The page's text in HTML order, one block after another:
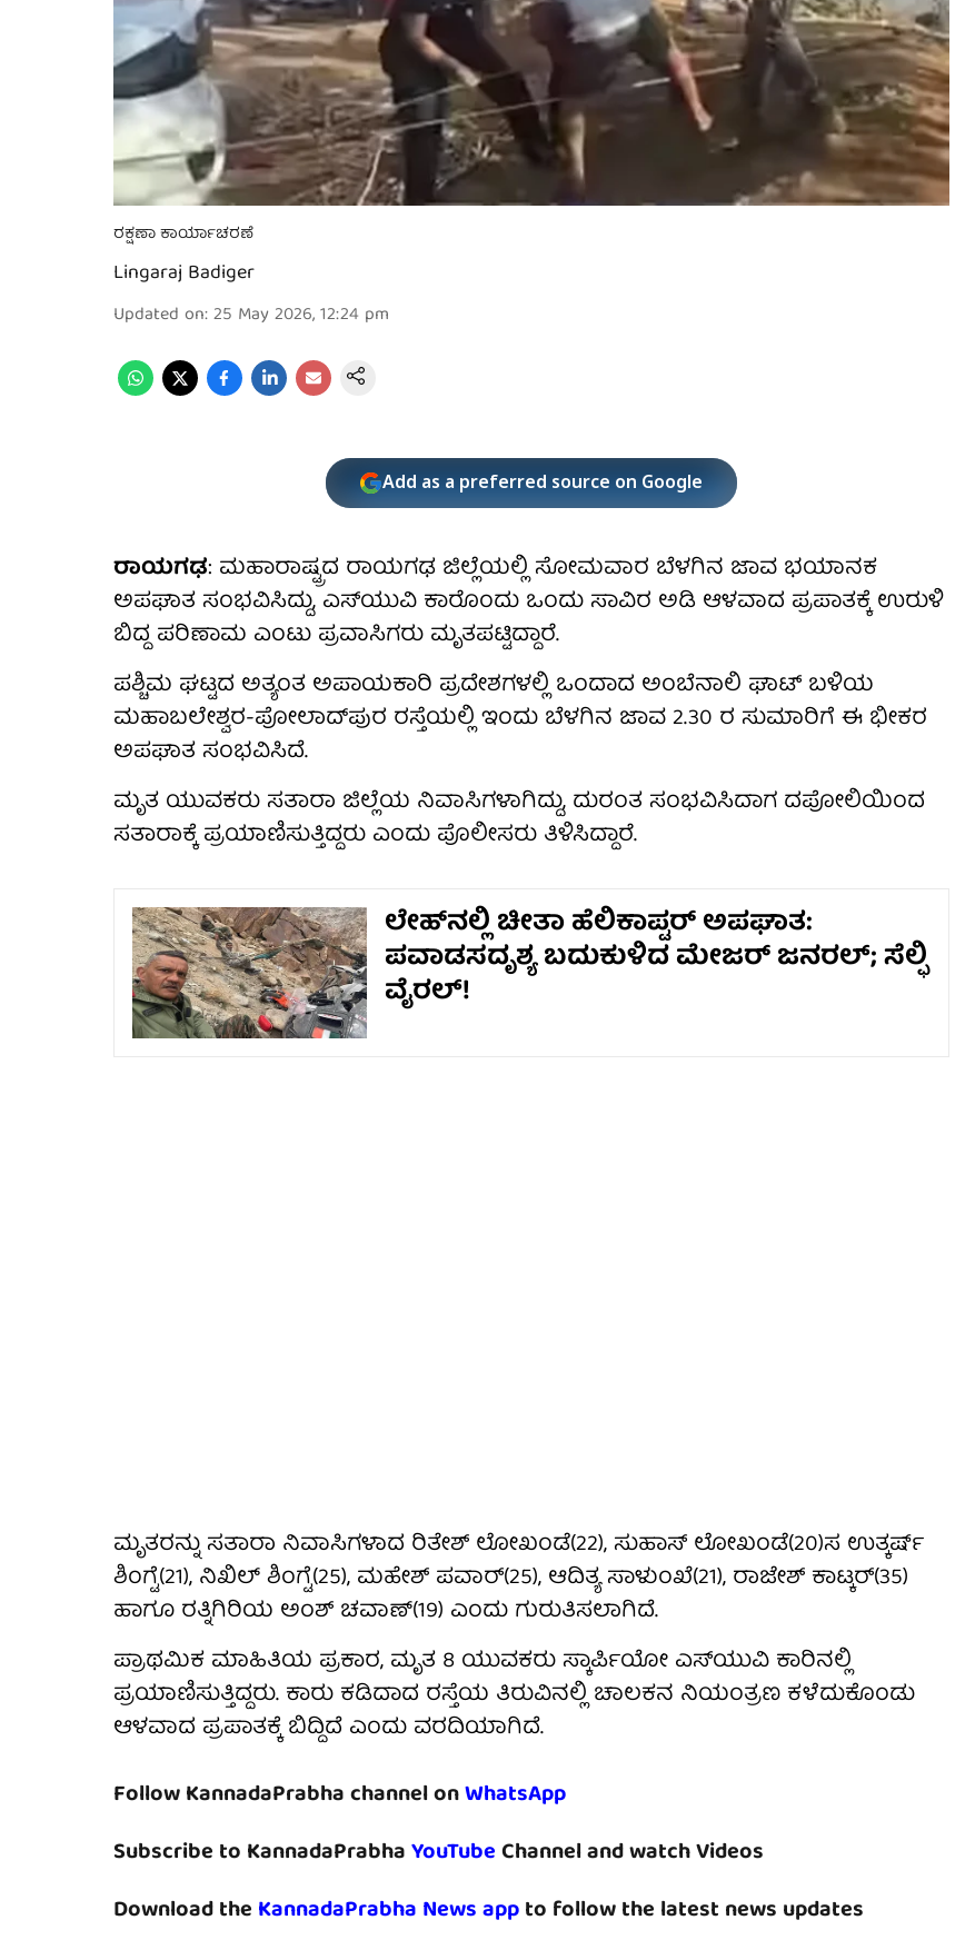
ರಕ್ಷಣಾ ಕಾರ್ಯಾಚರಣೆ
Lingaraj Badiger
Updated on:25 May 2026, 12:24 pm
Add as a preferred source on Google
ರಾಯಗಢ: ಮಹಾರಾಷ್ಟ್ರದ ರಾಯಗಢ ಜಿಲ್ಲೆಯಲ್ಲಿ ಸೋಮವಾರ ಬೆಳಗಿನ ಜಾವ ಭಯಾನಕ
ಅಪಘಾತ ಸಂಭವಿಸಿದ್ದು, ಎಸ್‌ಯುವಿ ಕಾರೊಂದು ಒಂದು ಸಾವಿರ ಅಡಿ ಆಳವಾದ ಪ್ರಪಾತಕ್ಕೆ ಉರುಳಿ
ಬಿದ್ದ ಪರಿಣಾಮ ಎಂಟು ಪ್ರವಾಸಿಗರು ಮೃತಪಟ್ಟಿದ್ದಾರೆ.
ಪಶ್ಚಿಮ ಘಟ್ಟದ ​​ಅತ್ಯಂತ ಅಪಾಯಕಾರಿ ಪ್ರದೇಶಗಳಲ್ಲಿ ಒಂದಾದ ಅಂಬೆನಾಲಿ ಘಾಟ್ ಬಳಿಯ
ಮಹಾಬಲೇಶ್ವರ-ಪೋಲಾದ್‌ಪುರ ರಸ್ತೆಯಲ್ಲಿ ಇಂದು ಬೆಳಗಿನ ಜಾವ 2.30 ರ ಸುಮಾರಿಗೆ ಈ ಭೀಕರ
ಅಪಘಾತ ಸಂಭವಿಸಿದೆ.
ಮೃತ ಯುವಕರು ಸತಾರಾ ಜಿಲ್ಲೆಯ ನಿವಾಸಿಗಳಾಗಿದ್ದು, ದುರಂತ ಸಂಭವಿಸಿದಾಗ ದಪೋಲಿಯಿಂದ
ಸತಾರಾಕ್ಕೆ ಪ್ರಯಾಣಿಸುತ್ತಿದ್ದರು ಎಂದು ಪೊಲೀಸರು ತಿಳಿಸಿದ್ದಾರೆ.
ಲೇಹ್‌ನಲ್ಲಿ ಚೀತಾ ಹೆಲಿಕಾಪ್ಟರ್ ಅಪಘಾತ:
ಪವಾಡಸದೃಶ್ಯ ಬದುಕುಳಿದ ಮೇಜರ್ ಜನರಲ್; ಸೆಲ್ಫಿ
ವೈರಲ್!
ಮೃತರನ್ನು ಸತಾರಾ ನಿವಾಸಿಗಳಾದ ರಿತೇಶ್ ಲೋಖಂಡೆ(22), ಸುಹಾಸ್ ಲೋಖಂಡೆ(20)ಸ ಉತ್ಕರ್ಷ್
ಶಿಂಗ್ಟೆ(21), ನಿಖಿಲ್ ಶಿಂಗ್ಟೆ(25), ಮಹೇಶ್ ಪವಾರ್(25), ಆದಿತ್ಯ ಸಾಳುಂಖೆ(21), ರಾಜೇಶ್ ಕಾಟ್ಕರ್(35)
ಹಾಗೂ ರತ್ನಿಗಿರಿಯ ಅಂಶ್ ಚವಾಣ್(19) ಎಂದು ಗುರುತಿಸಲಾಗಿದೆ.
ಪ್ರಾಥಮಿಕ ಮಾಹಿತಿಯ ಪ್ರಕಾರ, ಮೃತ 8 ಯುವಕರು ಸ್ಕಾರ್ಪಿಯೋ ಎಸ್‌ಯುವಿ ಕಾರಿನಲ್ಲಿ
ಪ್ರಯಾಣಿಸುತ್ತಿದ್ದರು. ಕಾರು ಕಡಿದಾದ ರಸ್ತೆಯ ತಿರುವಿನಲ್ಲಿ ಚಾಲಕನ ನಿಯಂತ್ರಣ ಕಳೆದುಕೊಂಡು
ಆಳವಾದ ಪ್ರಪಾತಕ್ಕೆ ಬಿದ್ದಿದೆ ಎಂದು ವರದಿಯಾಗಿದೆ.
Follow KannadaPrabha channel onWhatsApp
Subscribe to KannadaPrabhaYouTubeChannel and watch Videos
Download the KannadaPrabha News appto follow the latest news updates